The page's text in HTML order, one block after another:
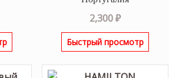
2,300₽
Быстрый просмотр